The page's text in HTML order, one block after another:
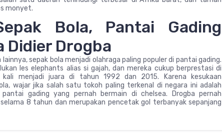
monyet.
Bola, Pantai Gading
Didier Drogba
sepak bola menjadi olahraga paling populer di pantai gading.
les elephants alias si gajah, dan mereka cukup berprestasi di
menjadi juara di tahun 1992 dan 2015. Karena kesukaan
wajar jika salah satu tokoh paling terkenal di negara ini adalah
gading yang pernah bermain di chelsea. Drogba pernah
8 tahun dan merupakan pencetak gol terbanyak sepanjang